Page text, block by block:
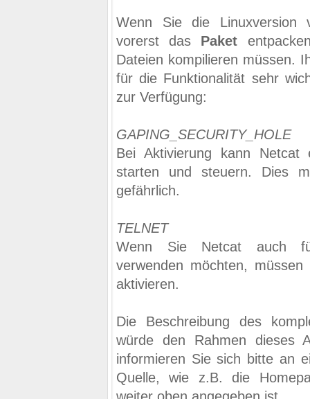
Wenn Sie die Linuxversion
vorerst das Paket
Dateien kompilieren müssen.
für die Funktionalität sehr
zur Verfügung:
GAPING_SECURITY_HOLE
Bei Aktivierung kann Netcat
starten und steuern. Dies
gefährlich.
TELNET
Wenn Sie Netcat auch
verwenden möchten,
aktivieren.
Die Beschreibung des
würde den Rahmen dieses
informieren Sie sich bitte an
Quelle, wie z.B. die